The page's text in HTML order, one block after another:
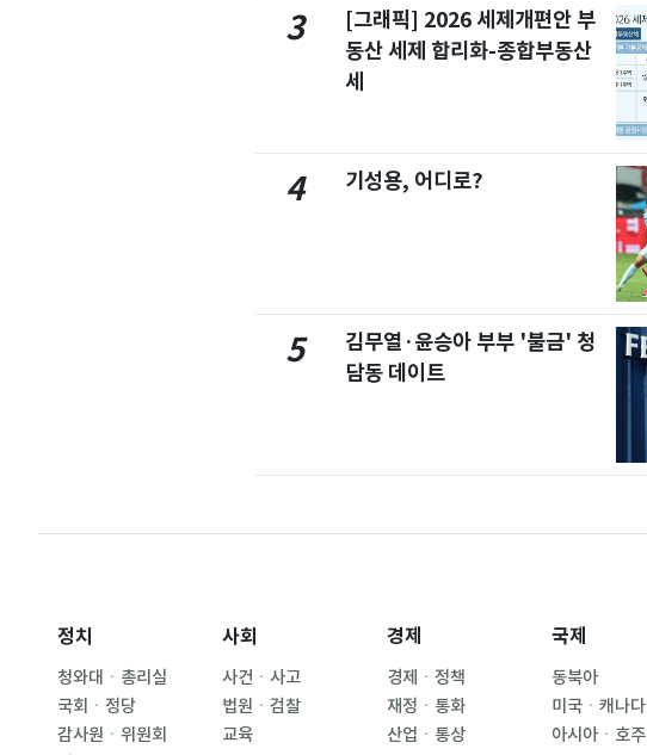
3
[그래픽] 2026 세제개편안 부
동산 세제 합리화-종합부동산
세
4 기성용, 어디로?
5
김무열·윤승아 부부 '불금' 청
담동 데이트
정치
청와대ㆍ총리실
국회ㆍ정당
감사원ㆍ위원회
사회
사건ㆍ사고
법원ㆍ검찰
교육
경제
경제ㆍ정책
재정ㆍ통화
산업ㆍ통상
국제
동북아
미국ㆍ캐나다
아시아ㆍ호주